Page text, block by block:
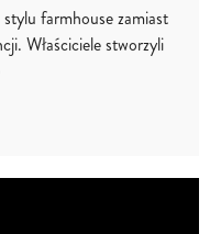
farmhouse zamiast
Właściciele stworzyli